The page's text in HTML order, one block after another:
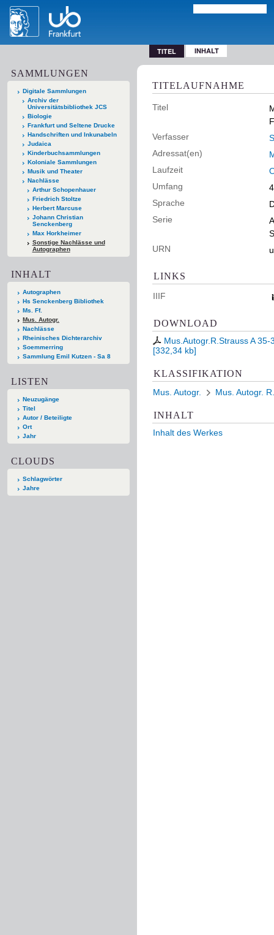
TITEL INHALT
SAMMLUNGEN
Digitale Sammlungen
Archiv der
Universitätsbibliothek JCS
Biologie
Frankfurt und Seltene Drucke
Handschriften und Inkunabeln
Judaica
Kinderbuchsammlungen
Koloniale Sammlungen
Musik und Theater
Nachlässe
Arthur Schopenhauer
Friedrich Stoltze
Herbert Marcuse
Johann Christian
Senckenberg
Max Horkheimer
Sonstige Nachlässe und
Autographen
INHALT
Autographen
Hs Senckenberg Bibliothek
Ms. Ff.
Mus. Autogr.
Nachlässe
Rheinisches Dichterarchiv
Soemmerring
Sammlung Emil Kutzen - Sa 8
LISTEN
Neuzugänge
Titel
Autor / Beteiligte
Ort
Jahr
CLOUDS
Schlagwörter
Jahre
TITELAUFNAHME
Titel
Verfasser
Adressat(en)
Laufzeit
Umfang
Sprache
Serie
URN
LINKS
IIIF
DOWNLOAD
Mus.Autogr.R.Strauss A
[332,34 kb]
KLASSIFIKATION
Mus. Autogr. Mus. Autogr.
INHALT
Inhalt des Werkes